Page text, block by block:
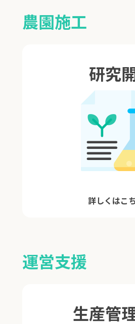
農園施工
研究
詳しくはこ
運営支援
生産管